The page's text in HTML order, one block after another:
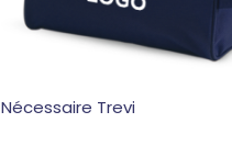
Nécessaire Trevi